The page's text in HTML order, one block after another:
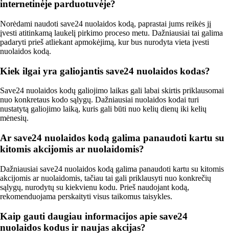
internetinėje parduotuvėje?
Norėdami naudoti save24 nuolaidos kodą, paprastai jums reikės jį
įvesti atitinkamą laukelį pirkimo proceso metu. Dažniausiai tai galima
padaryti prieš atliekant apmokėjimą, kur bus nurodyta vieta įvesti
nuolaidos kodą.
Kiek ilgai yra galiojantis save24 nuolaidos kodas?
Save24 nuolaidos kodų galiojimo laikas gali labai skirtis priklausomai
nuo konkretaus kodo sąlygų. Dažniausiai nuolaidos kodai turi
nustatytą galiojimo laiką, kuris gali būti nuo kelių dienų iki kelių
mėnesių.
Ar save24 nuolaidos kodą galima panaudoti kartu su
kitomis akcijomis ar nuolaidomis?
Dažniausiai save24 nuolaidos kodą galima panaudoti kartu su kitomis
akcijomis ar nuolaidomis, tačiau tai gali priklausyti nuo konkrečių
sąlygų, nurodytų su kiekvienu kodu. Prieš naudojant kodą,
rekomenduojama perskaityti visus taikomus taisykles.
Kaip gauti daugiau informacijos apie save24
nuolaidos kodus ir naujas akcijas?